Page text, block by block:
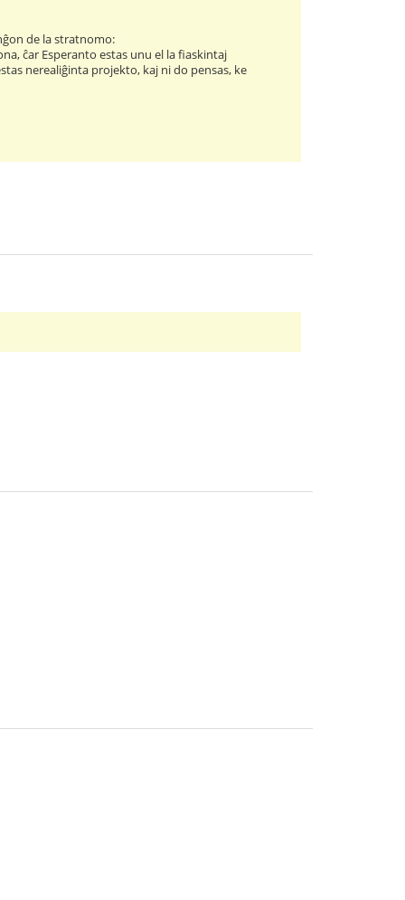
de la stratnomo:
ĉar Esperanto estas unu el la fiaskintaj
nerealiĝinta projekto, kaj ni do pensas, ke